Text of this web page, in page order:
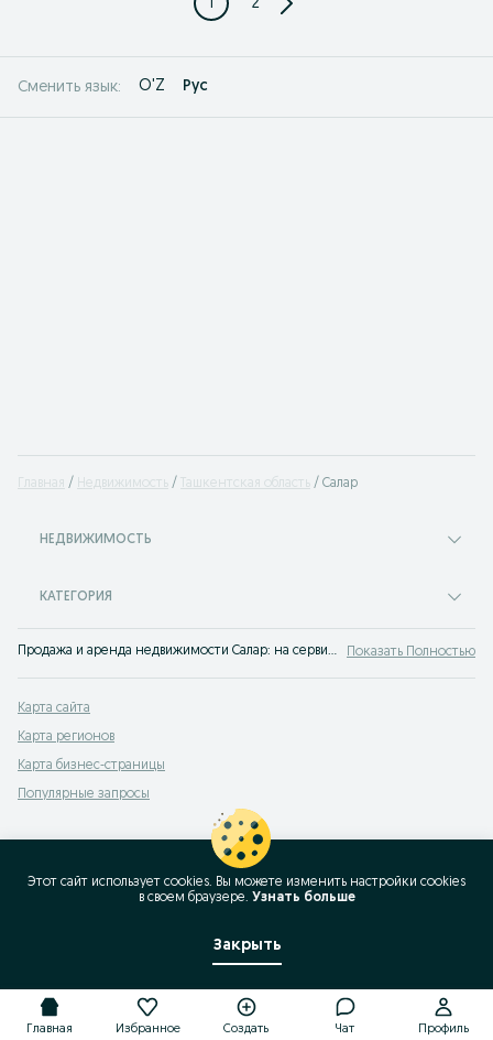
1 2
Сменить язык: O'Z Рус
Главная Недвижимость Ташкентская область Салар
НЕДВИЖИМОСТЬ
КАТЕГОРИЯ
Продажа и аренда недвижимости Салар: на сервисе объявлений OLX.uz Салар можно выгодно продать или купить недвижимость! OLX знает все о покупке жилья! Показать Полностью
Карта сайта
Карта регионов
Карта бизнес-страницы
Популярные запросы
Главная Избранное Создать Чат Профиль
Этот сайт использует cookies. Вы можете изменить настройки cookies
в своeм браузере. Узнать больше
Закрыть